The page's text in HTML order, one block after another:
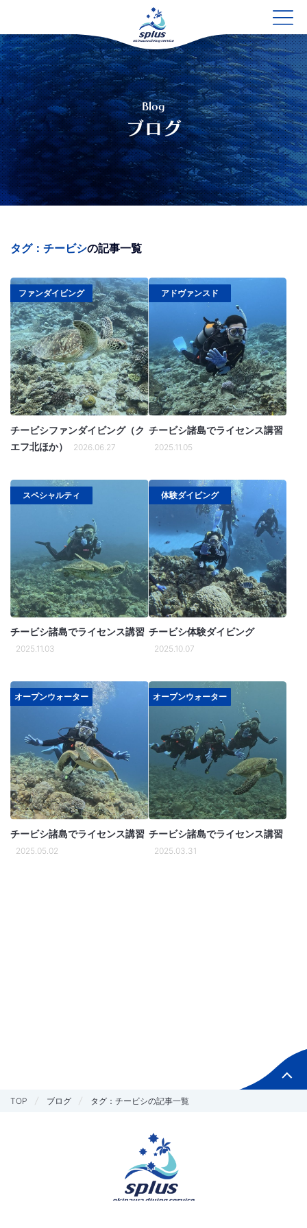
Blog
ブログ
タグ：チービシの記事一覧
ファンダイビング
チービシファンダイビング（ク
エフ北ほか）
2026.06.27
アドヴァンスド
チービシ諸島でライセンス講習
2025.11.05
スペシャルティ
チービシ諸島でライセンス講習
2025.11.03
体験ダイビング
チービシ体験ダイビング
2025.10.07
オープンウォーター
チービシ諸島でライセンス講習
2025.05.02
オープンウォーター
チービシ諸島でライセンス講習
2025.03.31
TOP ブログ タグ：チービシの記事一覧